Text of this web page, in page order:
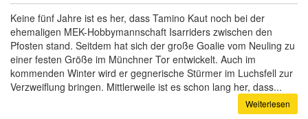
Keine fünf Jahre ist es her, dass Tamino Kaut noch bei der
ehemaligen MEK-Hobbymannschaft Isarriders zwischen den
Pfosten stand. Seitdem hat sich der große Goalie vom Neuling zu
einer festen Größe im Münchner Tor entwickelt. Auch im
kommenden Winter wird er gegnerische Stürmer im Luchsfell zur
Verzweiflung bringen. Mittlerweile ist es schon lang her, dass...
Weiterlesen